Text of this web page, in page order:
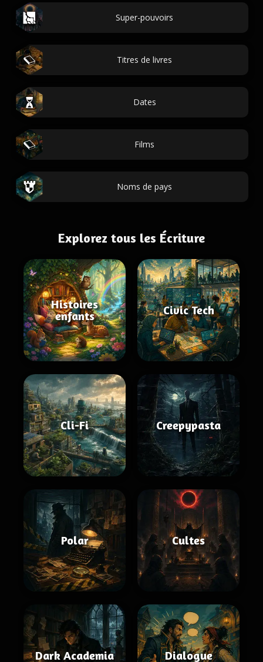
Super-pouvoirs
Titres de livres
Dates
Films
Noms de pays
Explorez tous les Écriture
Histoires
enfants
Civic Tech
Cli-Fi Creepypasta
Polar Cultes
Dark Academia Dialogue